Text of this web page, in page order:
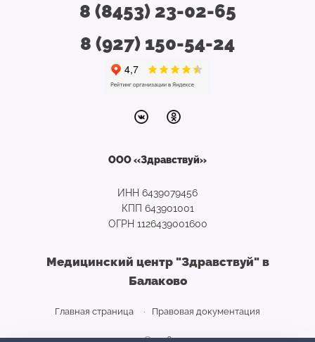
Медицинский центр "Здравствуй" в
Балаково
Главная страница Правовая документация
© 2026
ООО «Здравствуй»
ИНН 6439079456
КПП 643901001
ОГРН 1126439001600
8 (8453) 23-02-65
8 (927) 150-54-24